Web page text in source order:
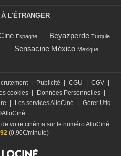
L'ÉTRANGER
Espagne Beyazperde Turquie
Sensacine México Mexique
| Publicité | CGU | CGV |
cookies | Données Personnelles |
| Les services AlloCiné | Gérer Utiq
votre cinéma sur le numéro AlloCiné :
(0,90€/minute)